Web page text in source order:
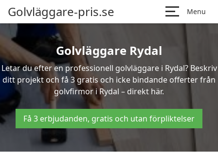
Golvläggare-pris.se Menu
Golvläggare Rydal
Letar du efter en professionell golvläggare i Rydal? Beskriv
ditt projekt och få 3 gratis och icke bindande offerter från
golvfirmor i Rydal – direkt här.
Få 3 erbjudanden, gratis och utan förpliktelser